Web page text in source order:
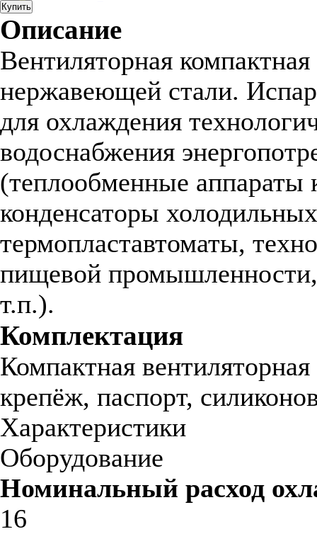
Купить
Описание
Вентиляторная
нержавеющей стали.
для охлаждения
водоснабжения
(теплообменные аппараты
конденсаторы
термопластавтоматы,
пищевой промышленности,
т.п.).
Комплектация
Компактная
крепёж, паспорт,
Характеристики
Оборудование
Номинальный расход
16